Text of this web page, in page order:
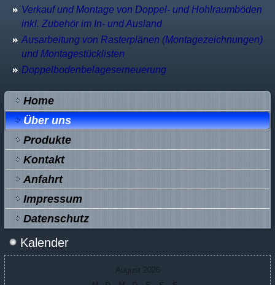
Verkauf und Montage von Doppel- und Hohlraumböden
inkl. Zubehör im In- und Ausland
Ausarbeitung von Rasterplänen (Montagezeichnungen)
und Montagestücklisten
Doppelbodenbelageserneuerung
Home
Über uns
Produkte
Kontakt
Anfahrt
Impressum
Datenschutz
Kalender
August 2026